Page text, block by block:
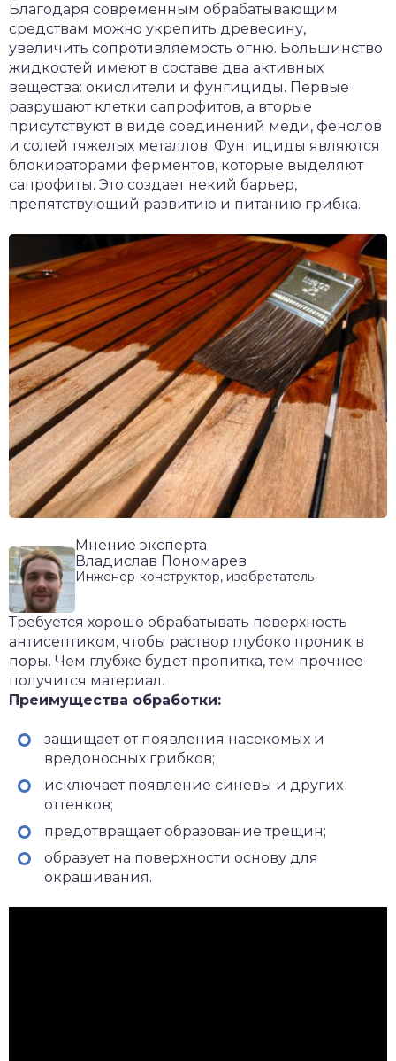
Благодаря современным обрабатывающим
средствам можно укрепить древесину,
увеличить сопротивляемость огню. Большинство
жидкостей имеют в составе два активных
вещества: окислители и фунгициды. Первые
разрушают клетки сапрофитов, а вторые
присутствуют в виде соединений меди, фенолов
и солей тяжелых металлов. Фунгициды являются
блокираторами ферментов, которые выделяют
сапрофиты. Это создает некий барьер,
препятствующий развитию и питанию грибка.
Мнение эксперта
Владислав Пономарев
Инженер-конструктор, изобретатель
Требуется хорошо обрабатывать поверхность
антисептиком, чтобы раствор глубоко проник в
поры. Чем глубже будет пропитка, тем прочнее
получится материал.
Преимущества обработки:
защищает от появления насекомых и
вредоносных грибков;
исключает появление синевы и других
оттенков;
предотвращает образование трещин;
образует на поверхности основу для
окрашивания.